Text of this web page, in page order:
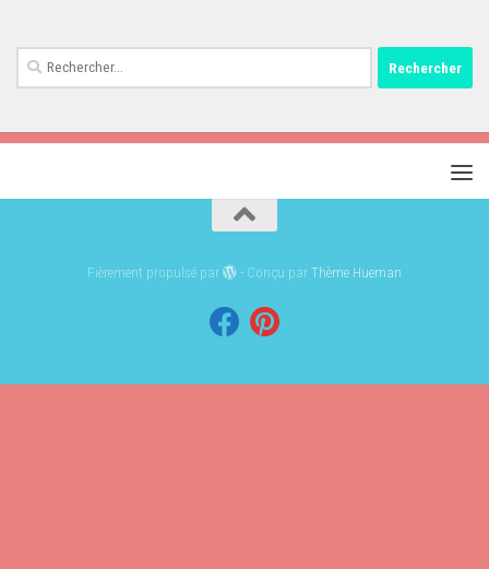
Rechercher :
Fièrement propulsé par - Conçu parThème Hueman